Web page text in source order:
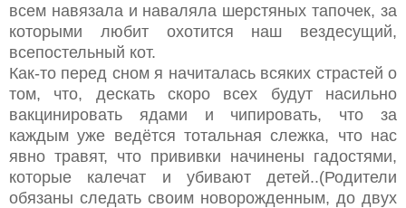
всем навязала и наваляла шерстяных тапочек, за
которыми любит охотится наш вездесущий,
всепостельный кот.
Как-то перед сном я начиталась всяких страстей о
том, что, дескать скоро всех будут насильно
вакцинировать ядами и чипировать, что за
каждым уже ведётся тотальная слежка, что нас
явно травят, что прививки начинены гадостями,
которые калечат и убивают детей..(Родители
обязаны следать своим новорожденным, до двух